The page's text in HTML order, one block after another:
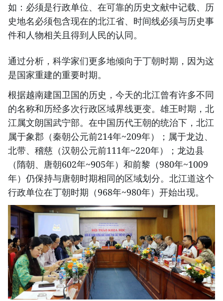
如：必须是行政单位、在可靠的历史文献中记载、历
史地名必须包含现在的北江省、时间线必须与历史事
件和人物相关且得到人民的认同。
通过分析，科学家们更多地倾向于丁朝时期，因为这
是国家重建的重要时期。
根据越南建国卫国的历史，今天的北江曾有许多不同
的名称和历经多次行政区域界线更变。雄王时期，北
江属文朗国武宁部。在中国历代王朝的统治下，北江
属于象郡（秦朝公元前214年~209年）；属于龙边、
北带、稽慈（汉朝公元前111年~220年）；龙边县
（隋朝、唐朝602年~905年）和前黎（980年~1009
年）仍保持与唐朝时期相同的区域划分。北江道这个
行政单位在丁朝时期（968年~980年）开始出现。